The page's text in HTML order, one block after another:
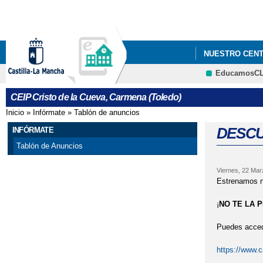
NUESTRO
PLAN DIGITAL
CEIP Cristo de la Cueva, Carmena (Toledo)
Se encuentra usted aquí
Inicio » Infórmate » Tablón de anuncios
INFÓRMATE
Tablón de Anuncios
Viernes, 22
Estrenamos
¡ NO TE LA
Puedes
https://